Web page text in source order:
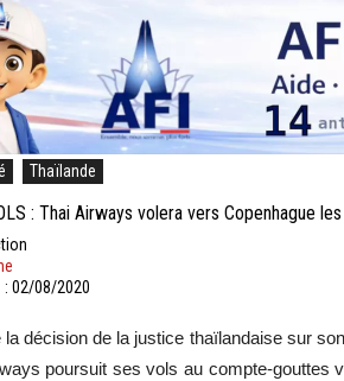
Thaïlande
: Thai Airways volera vers Copenhague
: 02/08/2020
la décision de la justice thaïlandaise sur
poursuit ses vols au compte-gouttes